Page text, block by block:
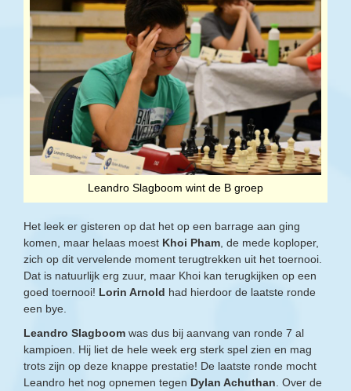
Leandro Slagboom wint de B groep
Het leek er gisteren op dat het op een barrage aan ging
komen, maar helaas moest Khoi Pham , de mede koploper,
zich op dit vervelende moment terugtrekken uit het toernooi.
Dat is natuurlijk erg zuur, maar Khoi kan terugkijken op een
goed toernooi! Lorin Arnold had hierdoor de laatste ronde
een bye.
Leandro Slagboom was dus bij aanvang van ronde 7 al
kampioen. Hij liet de hele week erg sterk spel zien en mag
trots zijn op deze knappe prestatie! De laatste ronde mocht
Leandro het nog opnemen tegen Dylan Achuthan . Over de